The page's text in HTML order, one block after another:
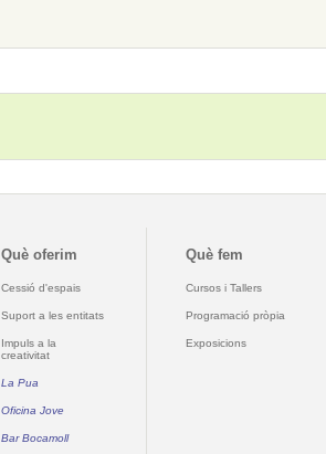
Què oferim
Cessió d'espais
Suport a les entitats
Impuls a la
creativitat
La Pua
Oficina Jove
Bar Bocamoll
Què fem
Cursos i Tallers
Programació pròpia
Exposicions